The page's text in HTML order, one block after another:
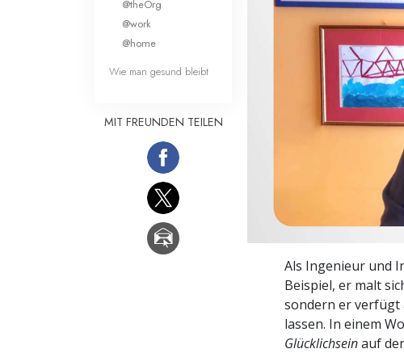
Liebe und Hass – Was
Als Ingenieur und
Beispiel, er malt
sondern er verfügt
lassen. In einem
Glücklichseinauf
@theOrg
@work
@home
Wie man gesund bleibt
MIT FREUNDEN TEILEN